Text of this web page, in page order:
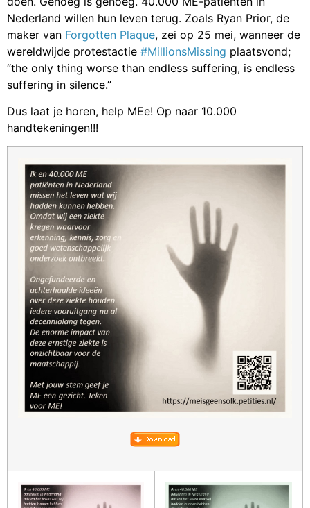
Nederland willen hun leven terug. Zoals Ryan Prior, de
maker van Forgotten Plaque, zei op 25 mei, wanneer de
wereldwijde protestactie #MillionsMissing plaatsvond;
“the only thing worse than endless suffering, is endless
suffering in silence.”
Dus laat je horen, help MEe! Op naar 10.000
handtekeningen!!!